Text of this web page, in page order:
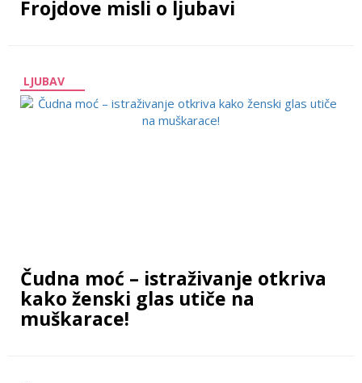
Frojdove misli o ljubavi
LJUBAV
Čudna moć – istraživanje otkriva
kako ženski glas utiče na
muškarace!